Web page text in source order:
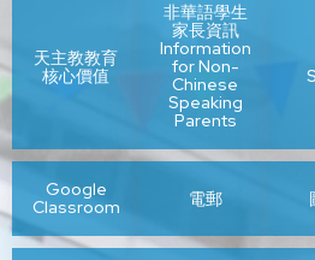
天主教教育
核心價值
非華語學生
家長資訊
Information
for Non-
Chinese
Speaking
Parents
Google
Classroom
電郵